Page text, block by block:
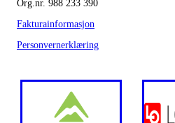
Org.nr. 988 233 390
Fakturainformasjon
Personvernerklæring